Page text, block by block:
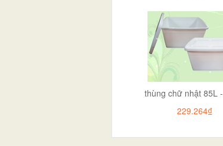
thùng chữ nhật 85L
229.264₫